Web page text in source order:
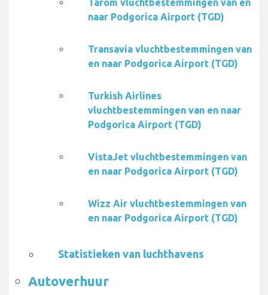
Tarom vluchtbestemmingen van en
naar Podgorica Airport (TGD)
Transavia vluchtbestemmingen van
en naar Podgorica Airport (TGD)
Turkish Airlines
vluchtbestemmingen van en naar
Podgorica Airport (TGD)
VistaJet vluchtbestemmingen van
en naar Podgorica Airport (TGD)
Wizz Air vluchtbestemmingen van
en naar Podgorica Airport (TGD)
Statistieken van luchthavens
Autoverhuur